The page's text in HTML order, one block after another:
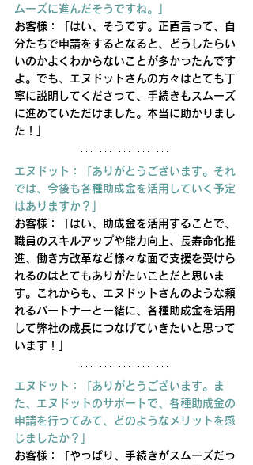
ムーズに進んだそうですね。」
お客様：「はい、そうです。正直言って、自
分たちで申請をするとなると、どうしたらい
いのかよくわからないことが多かったんです
よ。でも、エヌドットさんの方々はとても丁
寧に説明してくださって、手続きもスムーズ
に進めていただけました。本当に助かりまし
た！」
エヌドット：「ありがとうございます。それ
では、今後も各種助成金を活用していく予定
はありますか？」
お客様：「はい、助成金を活用することで、
職員のスキルアップや能力向上、長寿命化推
進、働き方改革など様々な面で支援を受けら
れるのはとてもありがたいことだと思いま
す。これからも、エヌドットさんのような頼
れるパートナーと一緒に、各種助成金を活用
して弊社の成長につなげていきたいと思って
います！」
エヌドット：「ありがとうございます。ま
た、エヌドットのサポートで、各種助成金の
申請を行ってみて、どのようなメリットを感
じましたか？」
お客様：「やっぱり、手続きがスムーズだっ